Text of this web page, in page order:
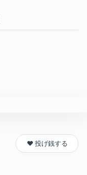
❤️ 投げ銭する